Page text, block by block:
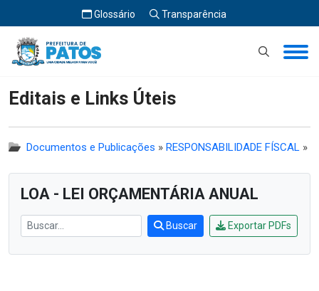
Glossário Transparência
Início Editais e Links Úteis
Editais e Links Úteis
Documentos e Publicações » RESPONSABILIDADE FÍSCAL »
LOA - LEI ORÇAMENTÁRIA ANUAL
Buscar Exportar PDFs